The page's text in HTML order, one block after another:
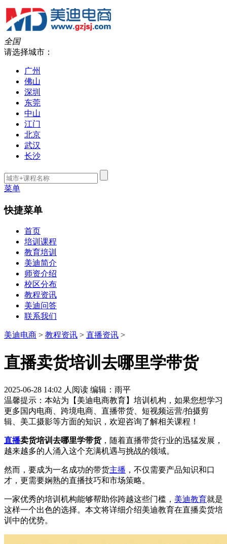
全国
请选择城市：
广州
佛山
深圳
东莞
中山
江门
北京
武汉
长沙
菜单
快捷菜单
首页
培训课程
教育培训
美迪简介
师资介绍
校区分布
教程资讯
美迪问答
联系我们
美迪电商 > 教程资讯 > 直播资讯 >
直播卖货培训去哪里学带货
2025-06-28 14:02 人阅读 编辑：雨平
温馨提示：本站为【美迪电商教育】培训机构，如果您想学习
更多国内电商、跨境电商、直播带货、短视频运营/拍摄剪
辑、美工摄影等方面的知识，欢迎咨询了解相关课程！
直播卖货培训去哪里学带货，随着直播带货行业的迅猛发展，
越来越多的人涌入这个充满机遇与挑战的领域。
然而，要成为一名成功的带货主播 ，不仅需要产品知识和口
才，更需要娴熟的直播技巧和市场策略。
一家优秀的培训机构能够帮助你跨越这些门槛， 美迪教育就是
这样一个出色的选择。本文将详细介绍美迪教育在直播卖货培
训中的优势。